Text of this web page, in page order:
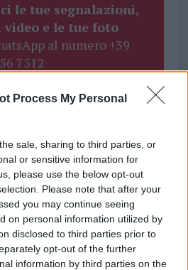
Process My Personal
sale, sharing to third parties, or
or sensitive information for
please use the below opt-out
Please note that after your
you may continue seeing
on personal information utilized by
disclosed to third parties prior to
opt-out of the further
information by third parties on the
le tue segnalazioni,
e le tue foto
al numero +39
7512
nel canale telegram di
le nostre ultime news